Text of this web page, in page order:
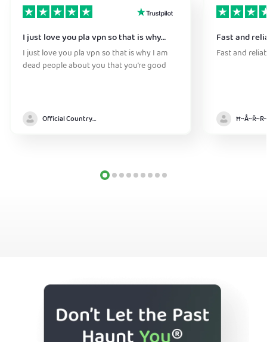
I just love you pla vpn so that is why…
I just love you pla vpn so that is why I am
dead people about you that you’re good
Official Country model
Fast and
Fast and